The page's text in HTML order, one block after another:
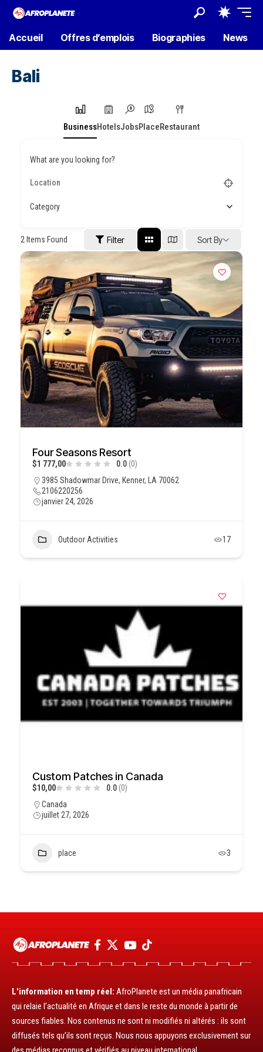
Accueil Offres d’emplois Biographies News
Bali
BusinessHotelsJobsPlaceRestaurant
What are you looking for?
Category
2 Items Found Filter Sort By
Four Seasons Resort
$1 777,00 0.0 (0)
3985 Shadowmar Drive, Kenner, LA 70062
2106220256
janvier 24, 2026
Outdoor Activities 17
Custom Patches in Canada
$10,00 0.0 (0)
Canada
juillet 27, 2026
place 3
L'information en temp réel: AfroPlanete est un média panafricain
qui relaie l’actualité en Afrique et dans le reste du monde à partir de
sources fiables. Nos contenus ne sont ni modifiés ni altérés : ils sont
diffusés tels qu’ils sont reçus. Nous nous appuyons exclusivement sur